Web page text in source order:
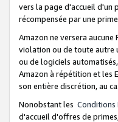
vers la page d'accueil d'un
récompensée par une
Amazon ne versera
violation ou de toute autre
ou de logiciels
Amazon à répétition et les
son entière discrétion, au
Nonobstant les Conditions
d'accueil d'offres de